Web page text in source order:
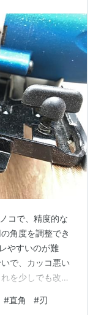
コで、精度的な
角度を調整でき
やすいのが難
で、カッコ悪い
を少しでも改善
想 3Dプリンタ
#直角 #刃